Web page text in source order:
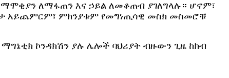
ለማፋጠን እና ኃይል ለመቆጠብ ያገለግላሉ። ሆኖም፣
አይጨምርም፣ ምክንያቱም የመግነጢሳዊ መስክ መስመሮቹ
ኮንዳክሽን ያሉ ሌሎች ባህሪያት ብዙውን ጊዜ ከክብ